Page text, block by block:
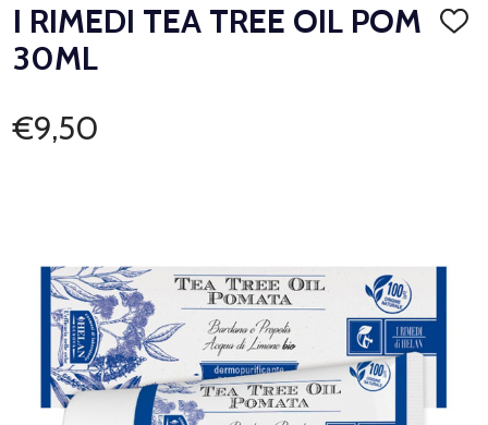
I RIMEDI TEA TREE OIL POM
30ML
€9,50